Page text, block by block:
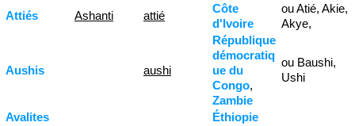
Attiés
Ashanti attié
Côte
d'Ivoire
ou Atié, Akie,
Akye,
Aushis aushi
République
démocratiq
ue du
Congo,
Zambie
ou Baushi,
Ushi
Avalites Éthiopie